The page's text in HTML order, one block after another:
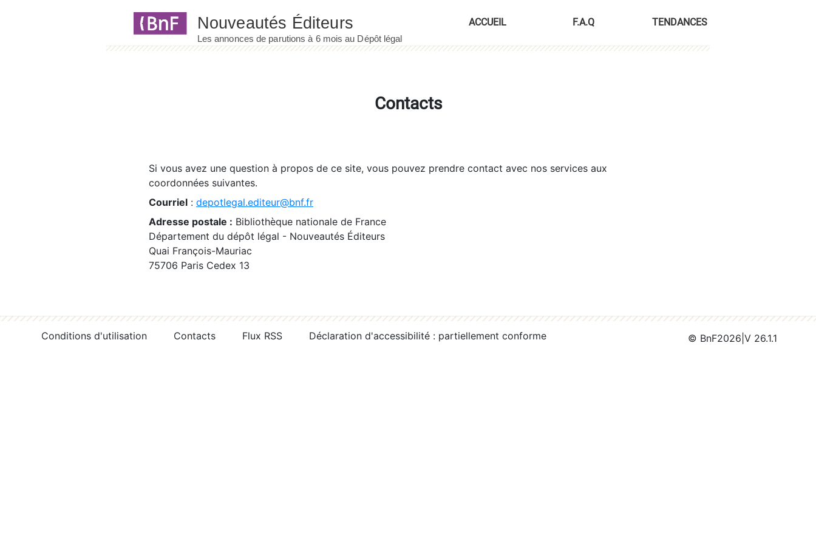
ACCUEIL F.A.Q TENDANCES
Contacts
Si vous avez une question à propos de ce site, vous pouvez prendre contact avec nos services aux
coordonnées suivantes.
Courriel : depotlegal.editeur@bnf.fr
Adresse postale : Bibliothèque nationale de France
Département du dépôt légal - Nouveautés Éditeurs
Quai François-Mauriac
75706 Paris Cedex 13
Conditions d'utilisation Contacts Flux RSS Déclaration d'accessibilité : partiellement conforme © BnF2026 V 26.1.1